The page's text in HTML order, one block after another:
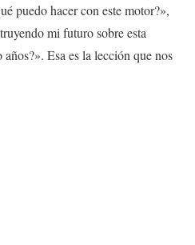
puedo hacer con este motor?»,
mi futuro sobre esta
Esa es la lección que nos